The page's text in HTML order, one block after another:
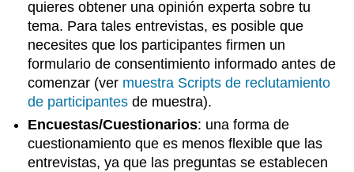
quieres obtener una opinión experta sobre tu
tema. Para tales entrevistas, es posible que
necesites que los participantes firmen un
formulario de consentimiento informado antes de
comenzar (ver muestra Scripts de reclutamiento
de participantes de muestra).
Encuestas/Cuestionarios: una forma de
cuestionamiento que es menos flexible que las
entrevistas, ya que las preguntas se establecen